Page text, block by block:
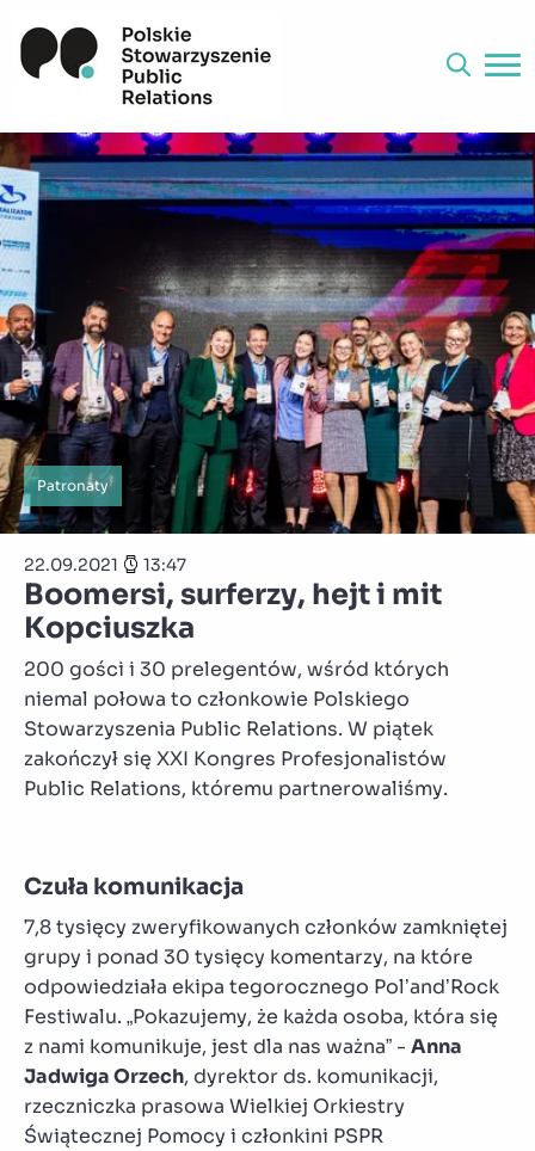
Patronaty
22.09.2021 13:47
Boomersi, surferzy, hejt i mit
Kopciuszka
200 gości i 30 prelegentów, wśród których
niemal połowa to członkowie Polskiego
Stowarzyszenia Public Relations. W piątek
zakończył się XXI Kongres Profesjonalistów
Public Relations, któremu partnerowaliśmy.
Czuła komunikacja
7,8 tysięcy zweryfikowanych członków zamkniętej
grupy i ponad 30 tysięcy komentarzy, na które
odpowiedziała ekipa tegorocznego Pol’and’Rock
Festiwalu. „Pokazujemy, że każda osoba, która się
z nami komunikuje, jest dla nas ważna” - Anna
Jadwiga Orzech, dyrektor ds. komunikacji,
rzeczniczka prasowa Wielkiej Orkiestry
Świątecznej Pomocy i członkini PSPR